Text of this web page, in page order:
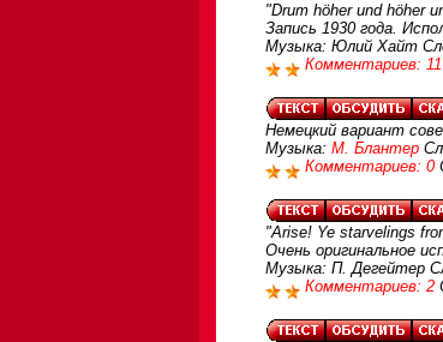
"Drum höher und höher
Запись 1930 года.
Музыка: Юлий Хайт
Комментариев: 11
Немецкий вариант
Музыка: М. Блантер
Комментариев: 0
"Arise! Ye starvelings
Очень оригинальное
Музыка: П. Дегейтер
Комментариев: 2